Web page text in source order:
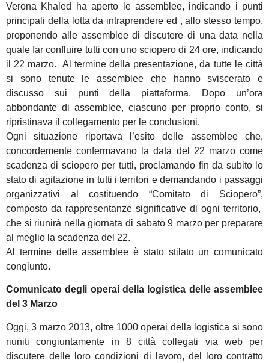
Verona Khaled ha aperto le assemblee, indicando i punti
principali della lotta da intraprendere ed , allo stesso tempo,
proponendo alle assemblee di discutere di una data nella
quale far confluire tutti con uno sciopero di 24 ore, indicando
il 22 marzo. Al termine della presentazione, da tutte le città
si sono tenute le assemblee che hanno sviscerato e
discusso sui punti della piattaforma. Dopo un’ora
abbondante di assemblee, ciascuno per proprio conto, si
ripristinava il collegamento per le conclusioni.
Ogni situazione riportava l’esito delle assemblee che,
concordemente confermavano la data del 22 marzo come
scadenza di sciopero per tutti, proclamando fin da subito lo
stato di agitazione in tutti i territori e demandando i passaggi
organizzativi al costituendo “Comitato di Sciopero”,
composto da rappresentanze significative di ogni territorio,
che si riunirà nella giornata di sabato 9 marzo per preparare
al meglio la scadenza del 22.
Al termine delle assemblee è stato stilato un comunicato
congiunto.
Comunicato degli operai della logistica delle assemblee
del 3 Marzo
Oggi, 3 marzo 2013, oltre 1000 operai della logistica si sono
riuniti congiuntamente in 8 città collegati via web per
discutere delle loro condizioni di lavoro, del loro contratto